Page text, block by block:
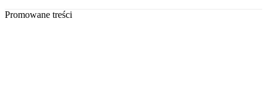
Promowane treści